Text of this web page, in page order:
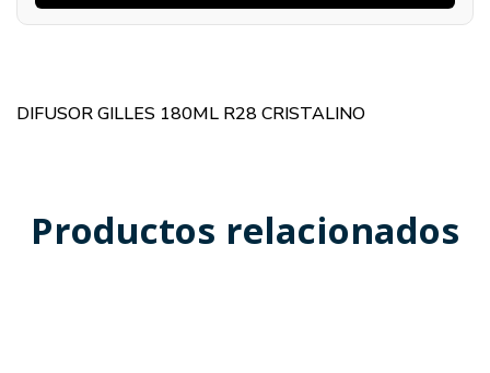
DIFUSOR GILLES 180ML R28 CRISTALINO
Productos relacionados